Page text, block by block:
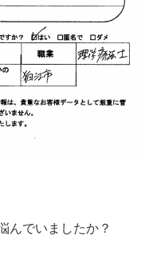
んでいましたか？